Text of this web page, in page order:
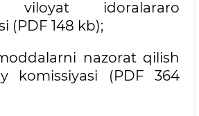
viloyat idoralararo
(PDF 148 kb);
nazorat qilish
komissiyasi (PDF 364